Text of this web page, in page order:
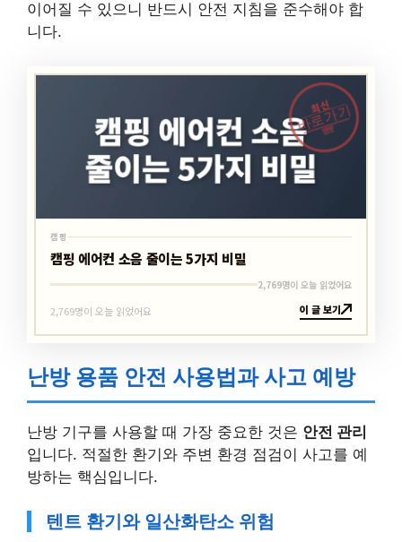
이어질 수 있으니 반드시 안전 지침을 준수해야 합
니다.
최신
바로가기
캠핑
캠핑
캠핑 에어컨 소음 줄이는 5가지 비밀
2,769명이 오늘 읽었어요
2,769명이 오늘 읽었어요 이 글 보기
난방 용품 안전 사용법과 사고 예방
난방 기구를 사용할 때 가장 중요한 것은 안전 관리
입니다. 적절한 환기와 주변 환경 점검이 사고를 예
방하는 핵심입니다.
텐트 환기와 일산화탄소 위험